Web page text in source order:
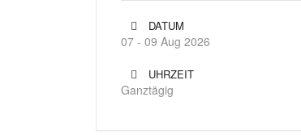
DATUM
07 - 09 Aug 2026
UHRZEIT
Ganztägig